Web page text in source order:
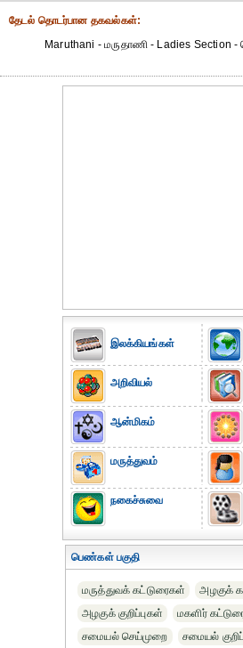
தேட‌ல் தொட‌ர்பான தகவ‌ல்க‌ள்:
Maruthani - மருதாணி - Ladies Section
இலக்கியங்கள்
அறிவியல்
ஆன்மிகம்
மருத்துவம்
நகைச்சுவை
பெண்கள் பகுதி
மருத்துவக் கட்டுரைகள்
அழகுக்
அழகுக் குறிப்புகள்
மகளிர்
சமையல் செய்முறை
சமையல்